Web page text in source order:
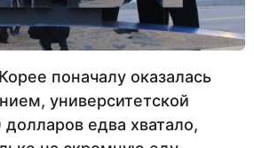
поначалу оказалась
университетской
едва хватало,